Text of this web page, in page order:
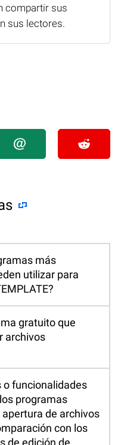
compartir sus
sus lectores.
más
utilizar para
gratuito que
archivos
o funcionalidades
programas
de archivos
con los
de edición de